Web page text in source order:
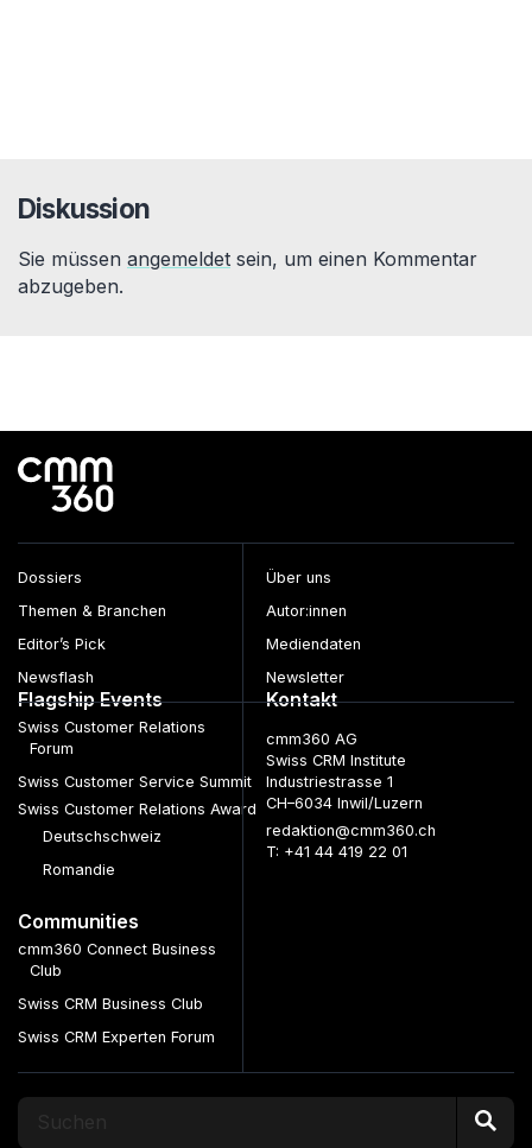
Diskussion
Sie müssen angemeldet sein, um einen Kommentar
abzugeben.
Dossiers
Themen & Branchen
Editor’s Pick
Newsflash
Über uns
Autor:innen
Mediendaten
Newsletter
Flagship Events
Swiss Customer Relations
Forum
Swiss Customer Service Summit
Swiss Customer Relations Award
Deutschschweiz
Romandie
Communities
cmm360 Connect Business
Club
Swiss CRM Business Club
Swiss CRM Experten Forum
Kontakt
cmm360 AG
Swiss CRM Institute
Industriestrasse 1
CH–6034 Inwil/Luzern
redaktion@cmm360.ch
T: +41 44 419 22 01